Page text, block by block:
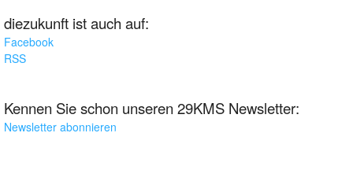
diezukunft ist auch auf:
Facebook
RSS
Kennen Sie schon unseren 29KMS Newsletter:
Newsletter abonnieren